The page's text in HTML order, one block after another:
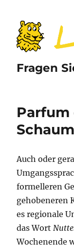
Fragen
Parfum
Auch oder
formelleren
gehobeneren
es regionale
das Wort
Wochenende